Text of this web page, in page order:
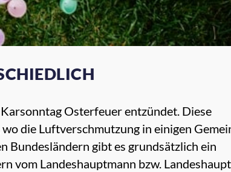
Osterfeuer entzündet. Diese
die Luftverschmutzung in einigen
Bundesländern gibt es grundsätzlich ein
vom Landeshauptmann bzw.